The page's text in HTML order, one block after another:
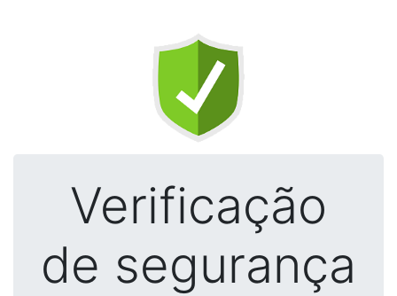
Verificação
de segurança